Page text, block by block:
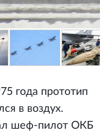
года прототип
в воздух.
шеф-пилот ОКБ